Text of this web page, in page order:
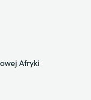
Afryki